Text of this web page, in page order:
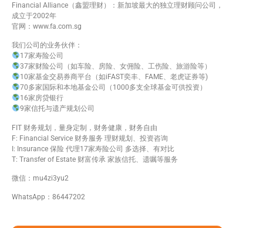
Financial Alliance（鑫盟理财）：新加坡最大的独立理财顾问公司，
成立于2002年
官网：www.fa.com.sg
我们公司的业务伙伴️：
17家寿险公司
37家财险公司（如车险、房险、女佣险、工伤险、旅游险等）
10家基金交易券商平台（如iFAST奕丰、FAME、老虎证券等)
70多家国际和本地基金公司（1000多支全球基金可供投资）
16家房贷银行
9家信托与遗产规划公司
FIT 财务规划，量身定制，财务健康，财务自由
F: Financial Service 财务服务 理财规划、投资咨询
I: Insurance 保险 代理17家寿险公司 多选择、有对比
T: Transfer of Estate 财富传承 家族信托、遗嘱等服务
微信：mu4zi3yu2
WhatsApp：86447202